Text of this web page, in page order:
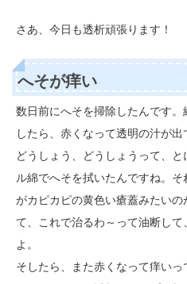
さあ、今日も透析頑張ります！
へそが痒い
数日前にへそを掃除したんです
したら、赤くなって透明の汁が
どうしょう、どうしょうって、
ル綿でへそを拭いたんですね。
がカピカピの黄色い瘡蓋みたいの
て、これで治るわ～って油断し
よ。
そしたら、また赤くなって痒い